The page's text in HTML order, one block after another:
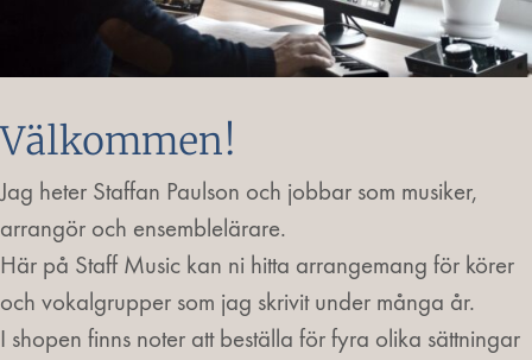
Välkommen!
Jag heter Staffan Paulson och jobbar som musiker,
arrangör och ensemblelärare.
Här på Staff Music kan ni hitta arrangemang för körer
och vokalgrupper som jag skrivit under många år.
I shopen finns noter att beställa för fyra olika sättningar